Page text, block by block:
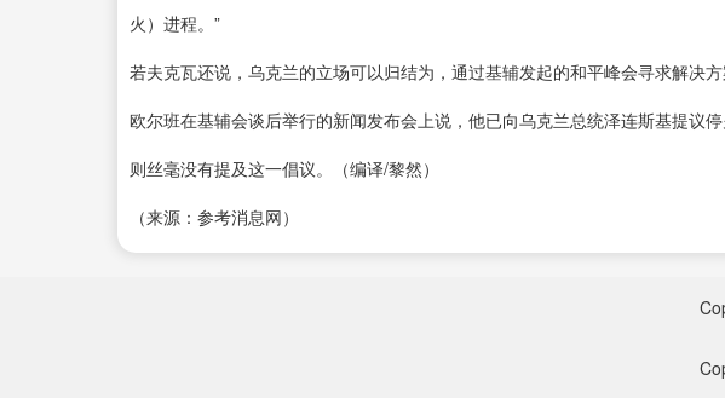
火）进程。”
若夫克瓦还说，乌克兰的立场可以归结为，通过基辅发起的和平峰会寻求解决方
欧尔班在基辅会谈后举行的新闻发布会上说，他已向乌克兰总统泽连斯基提议
则丝毫没有提及这一倡议。（编译/黎然）
（来源：参考消息网）